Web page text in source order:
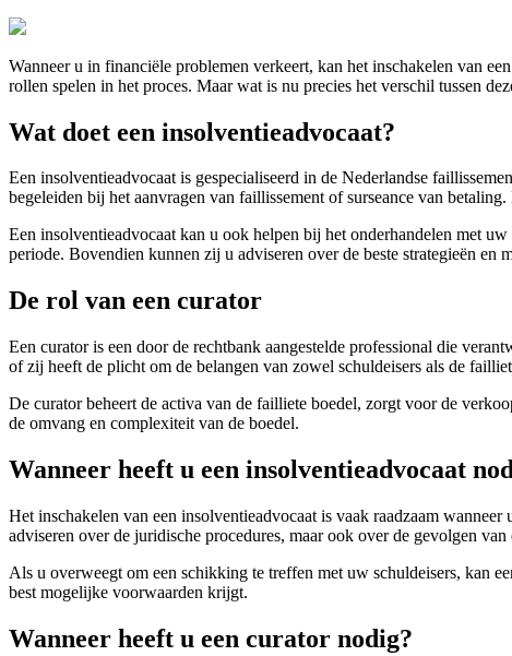
Wanneer u in financiële problemen verkeert, kan het inschakelen van
rollen spelen in het proces. Maar wat is nu precies het verschil tussen
Wat doet een insolventieadvocaat?
Een insolventieadvocaat is gespecialiseerd in de Nederlandse
begeleiden bij het aanvragen van faillissement of surseance van
Een insolventieadvocaat kan u ook helpen bij het onderhandelen met
periode. Bovendien kunnen zij u adviseren over de beste strategieën
De rol van een curator
Een curator is een door de rechtbank aangestelde professional die
of zij heeft de plicht om de belangen van zowel schuldeisers als de
De curator beheert de activa van de failliete boedel, zorgt voor de
de omvang en complexiteit van de boedel.
Wanneer heeft u een insolventieadvocaat
Het inschakelen van een insolventieadvocaat is vaak raadzaam
adviseren over de juridische procedures, maar ook over de gevolgen
Als u overweegt om een schikking te treffen met uw schuldeisers, kan
best mogelijke voorwaarden krijgt.
Wanneer heeft u een curator nodig?